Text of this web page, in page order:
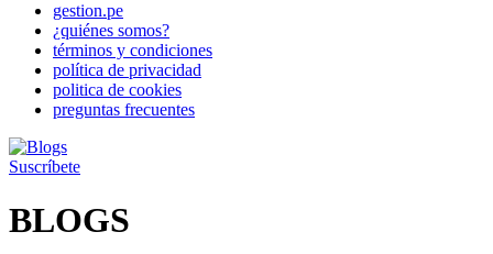
gestion.pe
¿quiénes somos?
términos y condiciones
política de privacidad
politica de cookies
preguntas frecuentes
Suscríbete
BLOGS